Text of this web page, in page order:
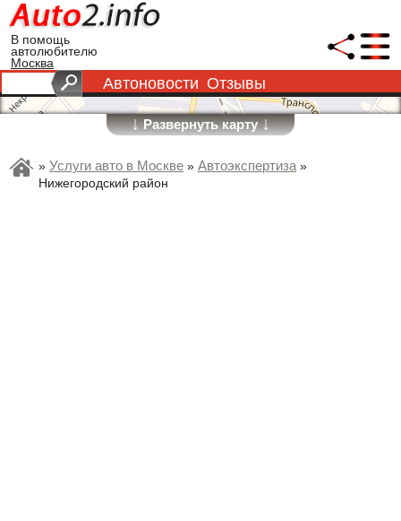
В помощь
автолюбителю
Москва
Автоновости Отзывы
↓Развернуть карту↓
» Услуги авто в Москве » Автоэкспертиза»
Нижегородский район